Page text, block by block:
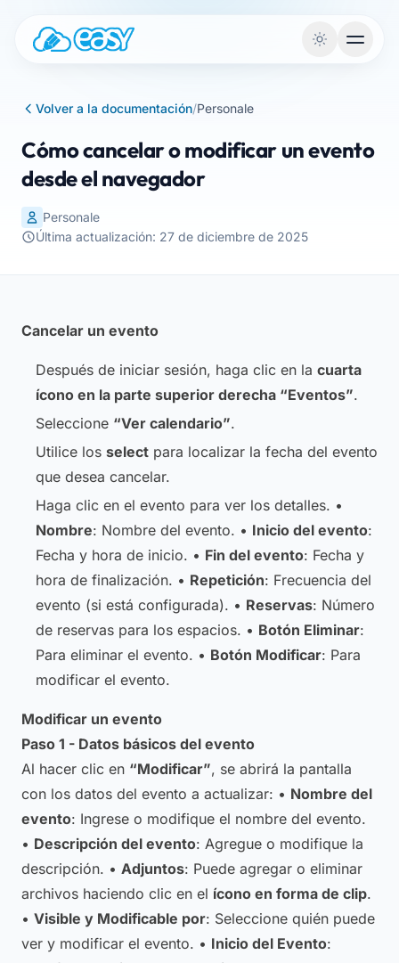
Volver a la documentación/Personale
Cómo cancelar o modificar un evento
desde el navegador
Personale
Última actualización: 27 de diciembre de 2025
Cancelar un evento
Después de iniciar sesión, haga clic en la cuarta
ícono en la parte superior derecha “Eventos”.
Seleccione “Ver calendario”.
Utilice los select para localizar la fecha del evento
que desea cancelar.
Haga clic en el evento para ver los detalles. •
Nombre: Nombre del evento. • Inicio del evento:
Fecha y hora de inicio. • Fin del evento: Fecha y
hora de finalización. • Repetición: Frecuencia del
evento (si está configurada). • Reservas: Número
de reservas para los espacios. • Botón Eliminar:
Para eliminar el evento. • Botón Modificar: Para
modificar el evento.
Modificar un evento
Paso 1 - Datos básicos del evento
Al hacer clic en “Modificar”, se abrirá la pantalla
con los datos del evento a actualizar: • Nombre del
evento: Ingrese o modifique el nombre del evento.
• Descripción del evento: Agregue o modifique la
descripción. • Adjuntos: Puede agregar o eliminar
archivos haciendo clic en el ícono en forma de clip.
• Visible y Modificable por: Seleccione quién puede
ver y modificar el evento. • Inicio del Evento: